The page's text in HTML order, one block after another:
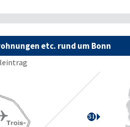
etc. rund um Bonn